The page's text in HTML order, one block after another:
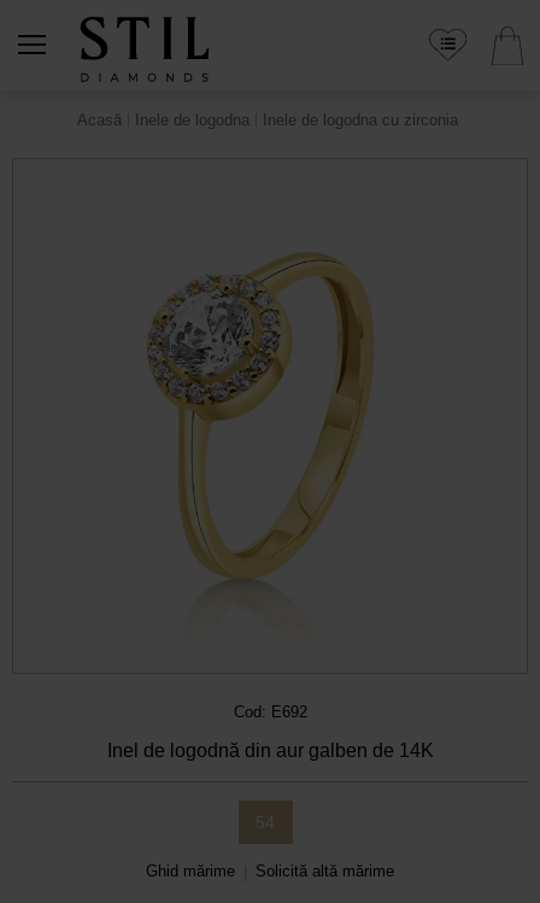
Acasă Inele de logodna Inele de logodna cu zirconia
Cod: E692
Inel de logodnă din aur galben de 14K
54
Ghid mărime Solicită altă mărime